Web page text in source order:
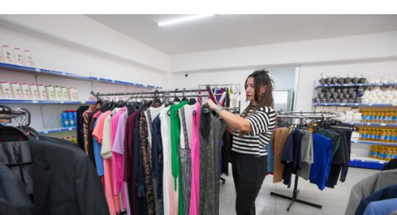
Instagram
Youtube
TikTok